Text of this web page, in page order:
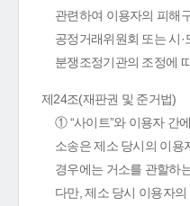
관련하여 이용자의 피해
공정거래위원회 또는 시
분쟁조정기관의 조정에
제24조(재판권 및 준거법)
① “사이트”와 이용자 간
소송은 제소 당시의 이용
경우에는 거소를 관할하
다만, 제소 당시 이용자